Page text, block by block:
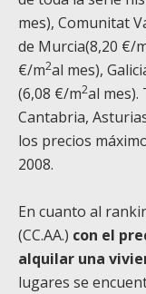
mes), Comunitat
de Murcia(8,20 €/
€/m2al mes),
(6,08 €/m2al mes).
Cantabria,
los precios
2008.
En cuanto al
(CC.AA.) con el
alquilar una
lugares se